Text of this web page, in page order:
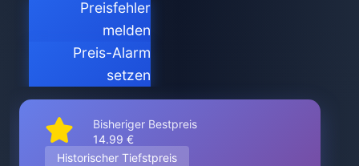
Preisfehler
melden
Preis-Alarm
setzen
Bisheriger Bestpreis
14.99 €
Historischer Tiefstpreis